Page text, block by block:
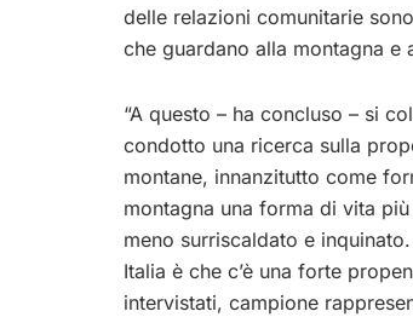
delle relazioni comunitarie
che guardano alla montagna e
“A questo – ha concluso – si
condotto una ricerca sulla
montane, innanzitutto come
montagna una forma di vita
meno surriscaldato e
Italia è che c’è una forte
intervistati, campione